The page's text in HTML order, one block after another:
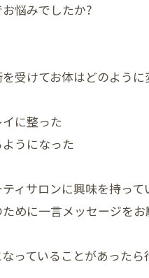
悩みでしたか?
受けてお体はどのように
に整った
うになった
ィサロンに興味を持って
めに一言メッセージをお
っていることがあったら